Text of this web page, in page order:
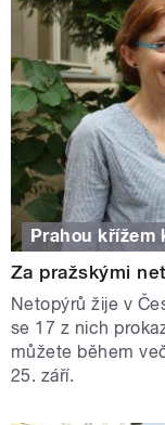
Prahou křížem
Za pražskými
Netopýrů žije v
se 17 z nich
můžete během
25. září.